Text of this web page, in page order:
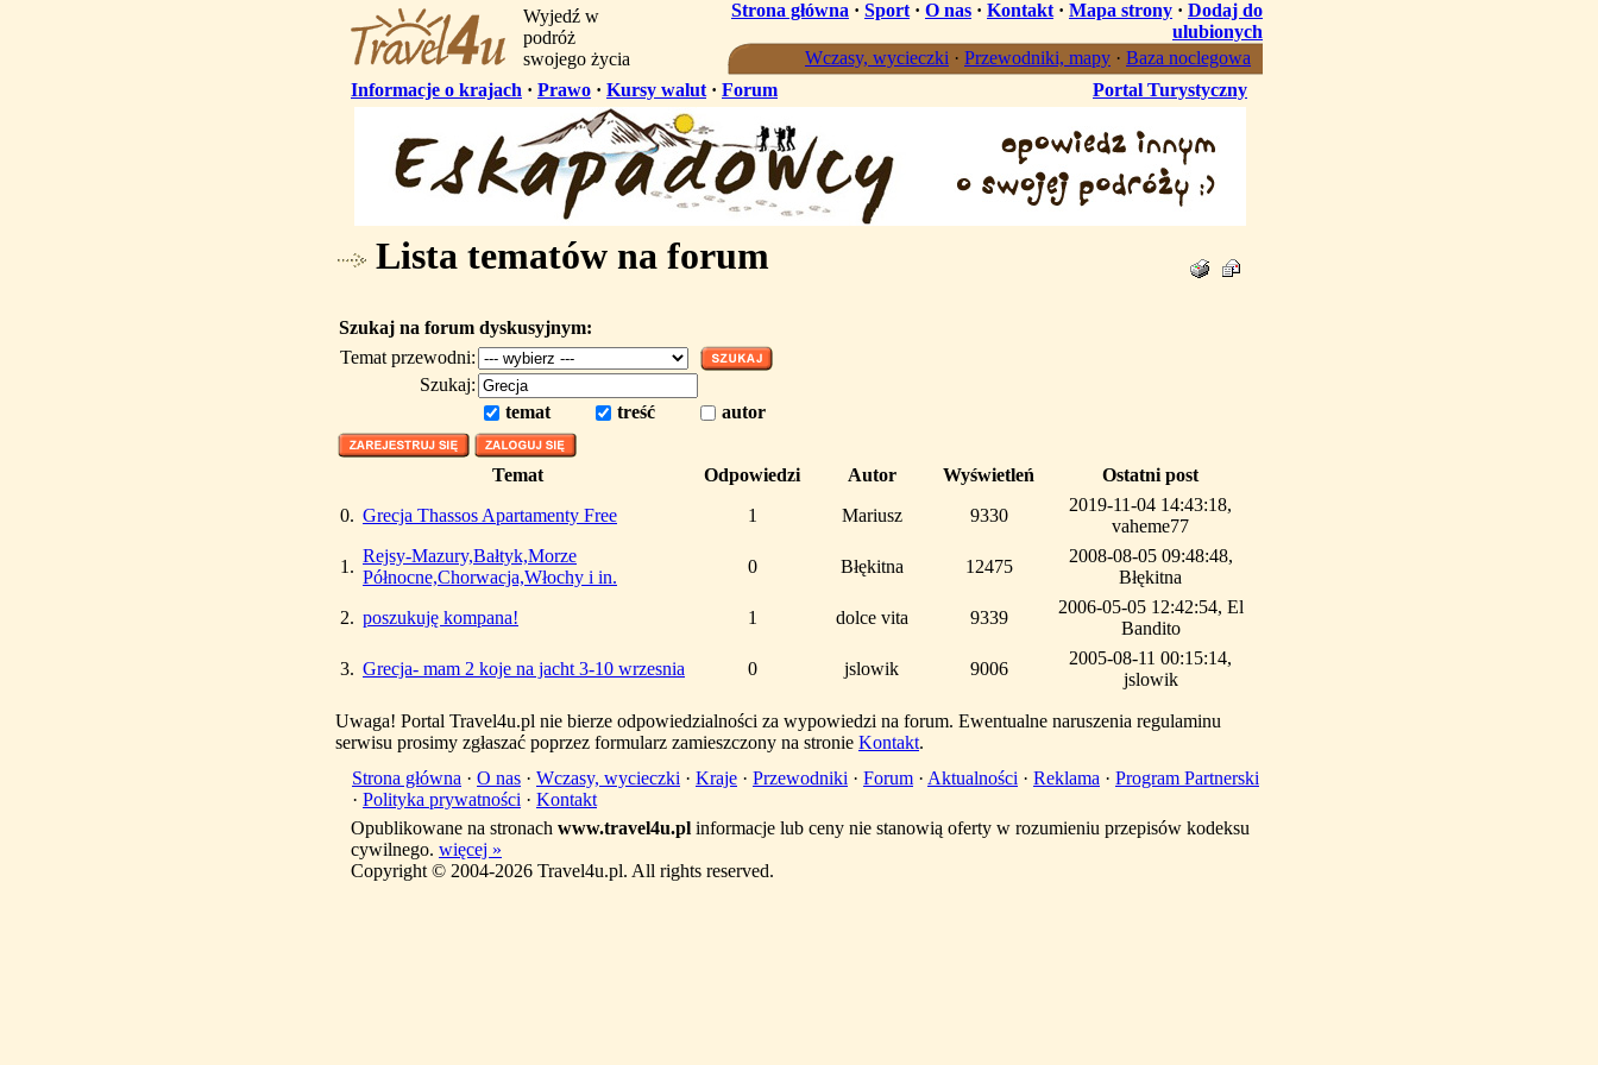
Wyjedź w
podróż
swojego życia
Strona główna · Sport · O nas · Kontakt · Mapa strony · Dodaj do
ulubionych
Wczasy, wycieczki · Przewodniki, mapy · Baza noclegowa
Informacje o krajach · Prawo · Kursy walut · Forum Portal Turystyczny
Lista tematów na forum
Szukaj na forum dyskusyjnym:
Temat przewodni:
Szukaj:
temat
treść autor
Temat Odpowiedzi Autor Wyświetleń
Ostatni post
0. Grecja Thassos Apartamenty Free 1 Mariusz 9330
2019-11-04 14:43:18,
vaheme77
1.
Rejsy-Mazury,Bałtyk,Morze
Północne,Chorwacja,Włochy i in.
0 Błękitna 12475
2008-08-05 09:48:48,
Błękitna
2. poszukuję kompana! 1 dolce vita 9339
2006-05-05 12:42:54, El
Bandito
3. Grecja- mam 2 koje na jacht 3-10 wrzesnia 0 jslowik 9006
2005-08-11 00:15:14,
jslowik
Uwaga! Portal Travel4u.pl nie bierze odpowiedzialności za wypowiedzi na forum. Ewentualne naruszenia regulaminu
serwisu prosimy zgłaszać poprzez formularz zamieszczony na stronie Kontakt.
Strona główna · O nas · Wczasy, wycieczki · Kraje · Przewodniki · Forum · Aktualności · Reklama · Program Partnerski
· Polityka prywatności · Kontakt
Opublikowane na stronach www.travel4u.pl informacje lub ceny nie stanowią oferty w rozumieniu przepisów kodeksu
cywilnego. więcej »
Copyright © 2004-2026 Travel4u.pl. All rights reserved.